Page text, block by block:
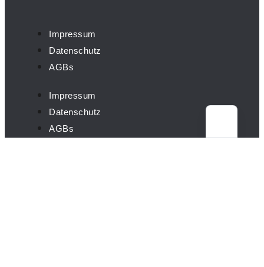
Impressum
Datenschutz
AGBs
Impressum
Datenschutz
AGBs